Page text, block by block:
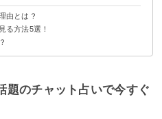
由とは？
識に刷り込めばよい
る方法5選！
て考える
る
題のチャット占いで今すぐ